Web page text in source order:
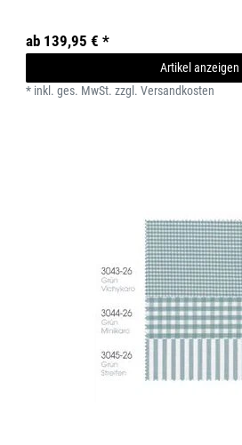
ab 139,95 € *
Artikel anzeigen
* inkl. ges. MwSt. zzgl. Versandkosten